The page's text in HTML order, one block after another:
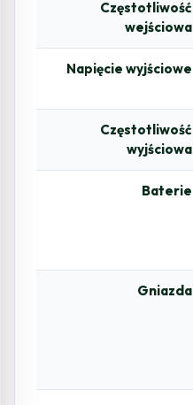
Częstotliwość
wejściowa
Napięcie wyjściowe
Częstotliwość
wyjściowa
Baterie
Gniazda